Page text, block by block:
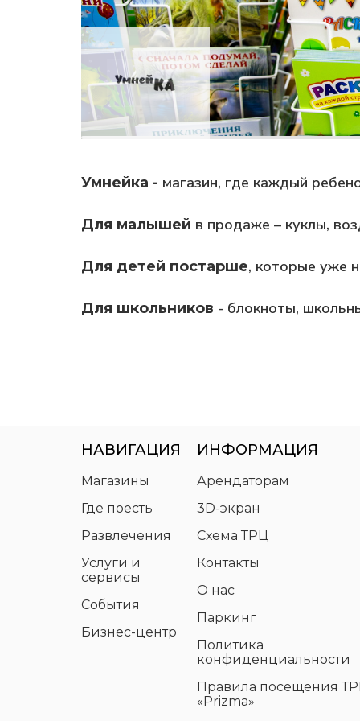
Умнейка - магазин, где каждый
Для малышей в продаже – куклы,
Для детей постарше, которые уже
Для школьников - блокноты,
НАВИГАЦИЯ
Магазины
Где поесть
Развлечения
Услуги и
сервисы
События
Бизнес-центр
ИНФОРМАЦИЯ
Арендаторам
3D-экран
Схема ТРЦ
Контакты
О нас
Паркинг
Политика
конфиденциальности
Правила посещения
«Prizma»